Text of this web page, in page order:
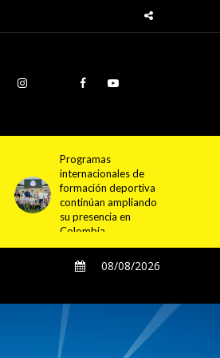
Cundinamarca
proyecta la
construcción de
4.000 nuevas
viviendas en 12
municipios
08/08/2026